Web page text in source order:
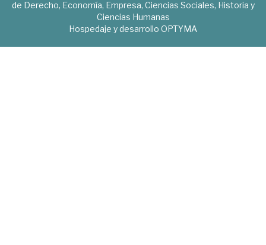
de Derecho, Economía, Empresa, Ciencias Sociales, Historia y
Ciencias Humanas
Hospedaje y desarrollo OPTYMA